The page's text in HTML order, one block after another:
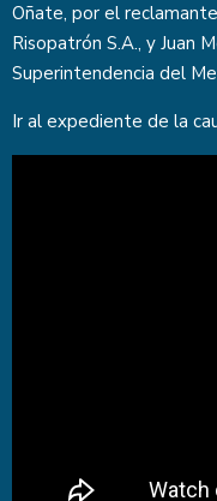
Oñate, por el
Risopatrón S.A., y Juan
Superintendencia del
Ir al expediente de la